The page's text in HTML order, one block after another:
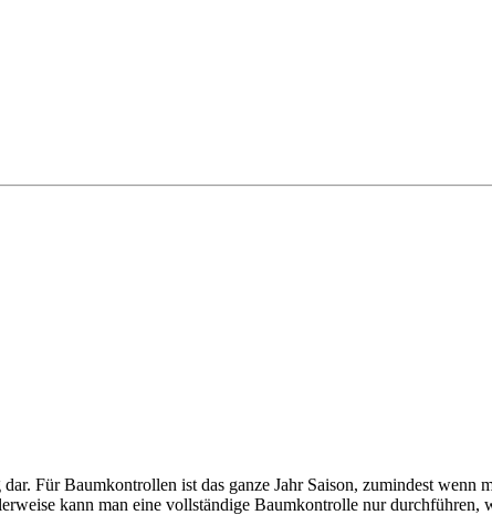
Für Baumkontrollen ist das ganze Jahr Saison, zumindest wenn
kann man eine vollständige Baumkontrolle nur durchführen,